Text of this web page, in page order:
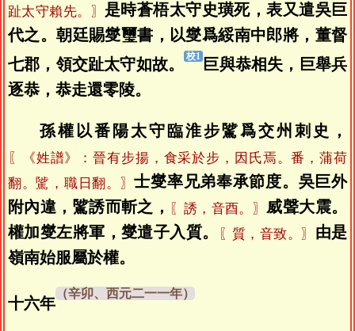
趾太守賴先。〗 是時蒼梧太守史璜死，表又遣吳巨
代之。朝廷賜燮璽書，以燮爲綏南中郎將，董督
七郡，領交趾太守如故。
巨與恭相失，巨舉兵
逐恭，恭走還零陵。
孫權以番陽太守臨淮步騭爲交州刺史，
〖《姓譜》：晉有步揚，食采於步，因氏焉。番，蒲荷
翻。騭，職日翻。〗士燮率兄弟奉承節度。吳巨外
附內違，騭誘而斬之，
〖誘，音酉。〗威聲大震。
權加燮左將軍，燮遣子入質。
〖質，音致。〗 由是
嶺南始服屬於權。
十六年